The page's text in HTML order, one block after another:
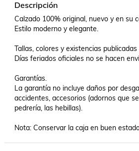
Descripción
Calzado 100% original, nuevo y en su
Estilo moderno y elegante.
Tallas, colores y existencias
Días feriados oficiales no se hacen
Garantías.
La garantía no incluye daños por
accidentes, accesorios (adornos que
pedrería, las hebillas).
Nota: Conservar la caja en buen